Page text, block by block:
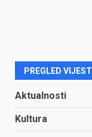
PREGLED VIJESTI
Aktualnosti
Kultura